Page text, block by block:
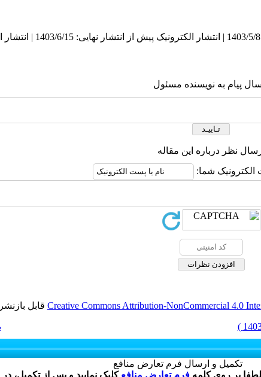
دریافت: 1403/3/5 | ویرایش نهایی: 1403/10/5 | پذیرش: 1403/
پیام به نویسنده مسئول
نظر درباره این مقاله
الکترونیک شما:
Creative Commons Attribution-NonCommercial 4.0 قابل
تکمیل و ارسال فرم تعارض منافع
بر روی کلمه فرم تعارض منافع کلیک نمایید و پس از تکمیل،